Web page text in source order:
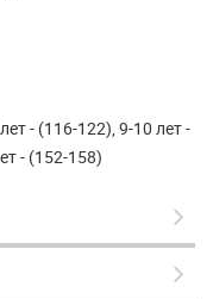
- (116-122), 9-10 лет -
- (152-158)